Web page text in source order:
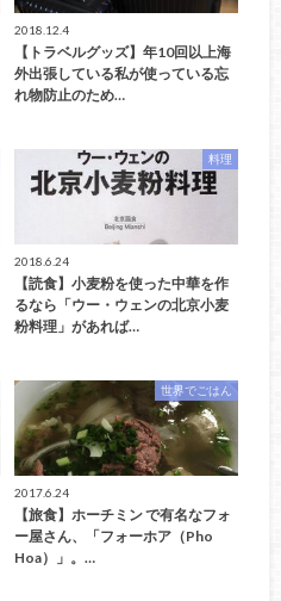
2018.12.4
【トラベルグッズ】年10回以上海
外出張している私が使っている忘
れ物防止のため…
料理
2018.6.24
【読食】小麦粉を使った中華を作
るなら「ウー・ウェンの北京小麦
粉料理」があれば…
世界でごはん
2017.6.24
【旅食】ホーチミン で有名なフォ
ー屋さん、「フォーホア（Pho
Hoa）」。…